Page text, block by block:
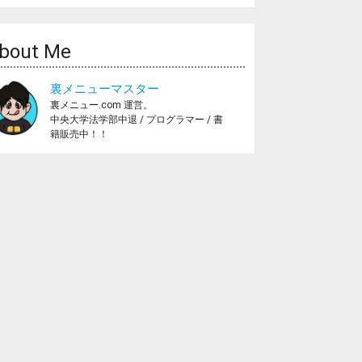
Me
裏メニューマスター
裏メニュー.com 運営。
中央大学法学部中退 / プログラマー / 書
籍販売中！！